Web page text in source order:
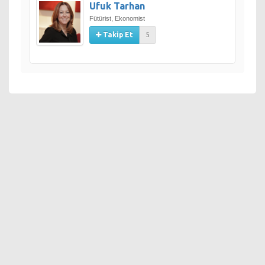
Ufuk Tarhan
Fütürist, Ekonomist
Takip Et 5